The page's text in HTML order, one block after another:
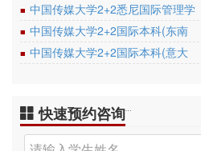
■ 中国传媒大学2+2悉尼国际管理学
■ 中国传媒大学2+2国际本科(东南
■ 中国传媒大学2+2国际本科(意大
快速预约咨询…